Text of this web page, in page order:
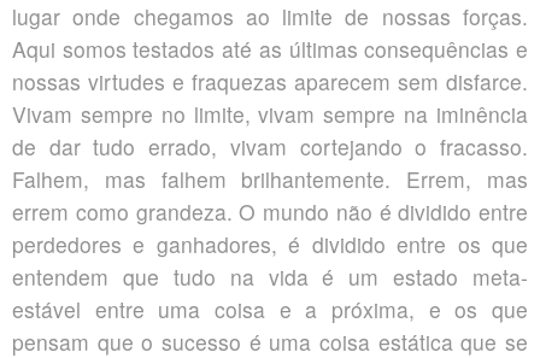
lugar onde chegamos ao limite de nossas forças.
Aqui somos testados até as últimas consequências e
nossas virtudes e fraquezas aparecem sem disfarce.
Vivam sempre no limite, vivam sempre na iminência
de dar tudo errado, vivam cortejando o fracasso.
Falhem, mas falhem brilhantemente. Errem, mas
errem como grandeza. O mundo não é dividido entre
perdedores e ganhadores, é dividido entre os que
entendem que tudo na vida é um estado meta-
estável entre uma coisa e a próxima, e os que
pensam que o sucesso é uma coisa estática que se